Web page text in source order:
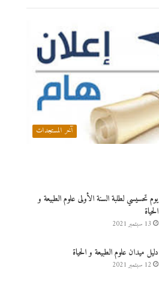
آخر المستجدات
يوم تحسيسي لطلبة السنة الأولى علوم الطبيعة و
الحياة
13 سبتمبر 2021
دليل ميدان علوم الطبيعة و الحياة
12 سبتمبر 2021